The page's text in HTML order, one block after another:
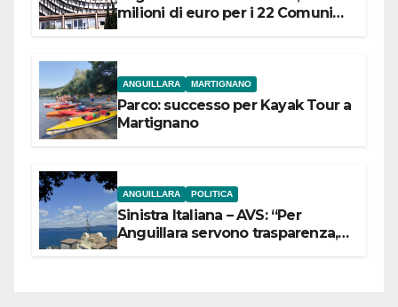
milioni di euro per i 22 Comuni
ANGUILLARA MARTIGNANO
Parco: successo per Kayak Tour a
Martignano
ANGUILLARA POLITICA
Sinistra Italiana – AVS: “Per
Anguillara servono trasparenza,